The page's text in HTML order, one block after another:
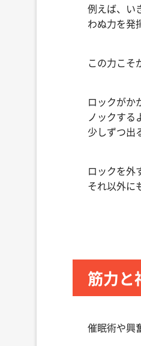
例えば、い
わぬ力を発
この力こそ
ロックがか
ノックする
少しずつ出
ロックを外
それ以外に
筋力と
催眠術や興